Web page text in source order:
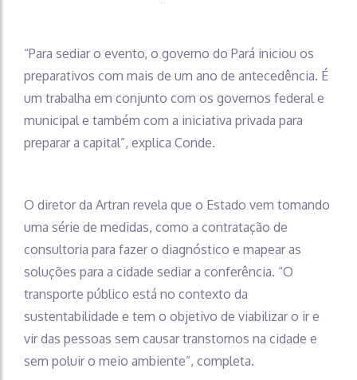
“Para sediar o evento, o governo do Pará iniciou os
preparativos com mais de um ano de antecedência. É
um trabalha em conjunto com os governos federal e
municipal e também com a iniciativa privada para
preparar a capital”, explica Conde.
O diretor da Artran revela que o Estado vem tomando
uma série de medidas, como a contratação de
consultoria para fazer o diagnóstico e mapear as
soluções para a cidade sediar a conferência. “O
transporte público está no contexto da
sustentabilidade e tem o objetivo de viabilizar o ir e
vir das pessoas sem causar transtornos na cidade e
sem poluir o meio ambiente”, completa.